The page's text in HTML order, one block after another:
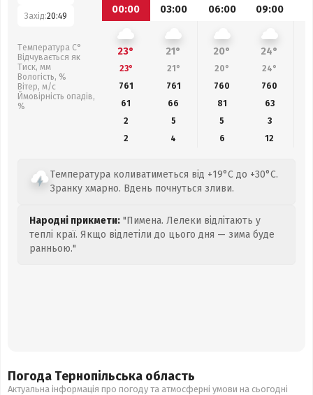
Захід:20:49
Температура С°
Відчувається як
Тиск, мм
Вологість, %
Вітер, м/с
Ймовірність опадів,
%
00:00
03:00 06:00 09:00
23° 21° 20° 24°
23° 21° 20° 24°
761
761 760 760
61
66 81 63
2
5 5
3
2
4 6 12
Температура коливатиметься від +19°C до +30°C.
Зранку хмарно. Вдень почнуться зливи.
Народні прикмети: "Пимена. Лелеки відлітають у
теплі краї. Якщо відлетіли до цього дня — зима буде
ранньою."
Погода Тернопільська область
Актуальна інформація про погоду та атмосферні умови на сьогодні